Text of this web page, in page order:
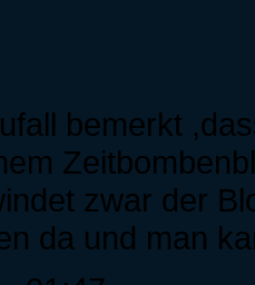
bemerkt
zwar der
da und man